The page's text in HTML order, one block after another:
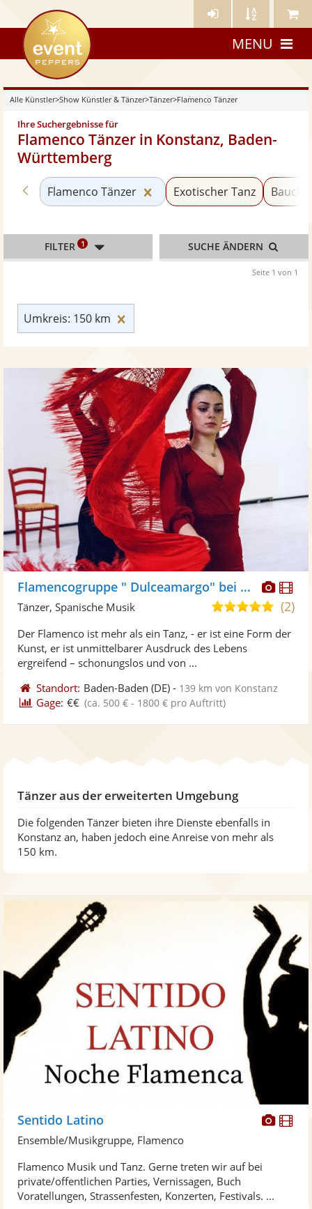
Künstler- Künstler Meine
eventpeppers
MENU
Alle Künstler>Show Künstler & Tänzer>Tänzer>Flamenco Tänzer
Ihre Suchergebnisse für
Flamenco Tänzer in Konstanz, Baden-
Württemberg
Zurück zu «Tänzer»
Flamenco Tänzer Kategorie «Flamenco
Exotischer Tanz
Umkreis: 150 km
FILTER 1 SUCHE ÄNDERN
Seite 1 von 1
Fotos
Flamencogruppe " Dulceamargo" bei Flamencita Tanzstudio
4,8
5
(2)
Tänzer, Spanische Musik
Der Flamenco ist mehr als ein Tanz, - er ist eine Form der
Kunst, er ist unmittelbarer Ausdruck des Lebens
ergreifend – schonungslos und von ...
Standort: Baden-Baden (DE) - 139 km von Konstanz
Gage: €€ (ca. 500 € - 1800 € pro Auftritt)
Tänzer aus der erweiterten Umgebung
Die folgenden Tänzer bieten ihre Dienste ebenfalls in
Konstanz an, haben jedoch eine Anreise von mehr als
150 km.
Sentido Latino
Ensemble/Musikgruppe, Flamenco
Flamenco Musik und Tanz. Gerne treten wir auf bei
private/offentlichen Parties, Vernissagen, Buch
Voratellungen, Strassenfesten, Konzerten, Festivals. ...